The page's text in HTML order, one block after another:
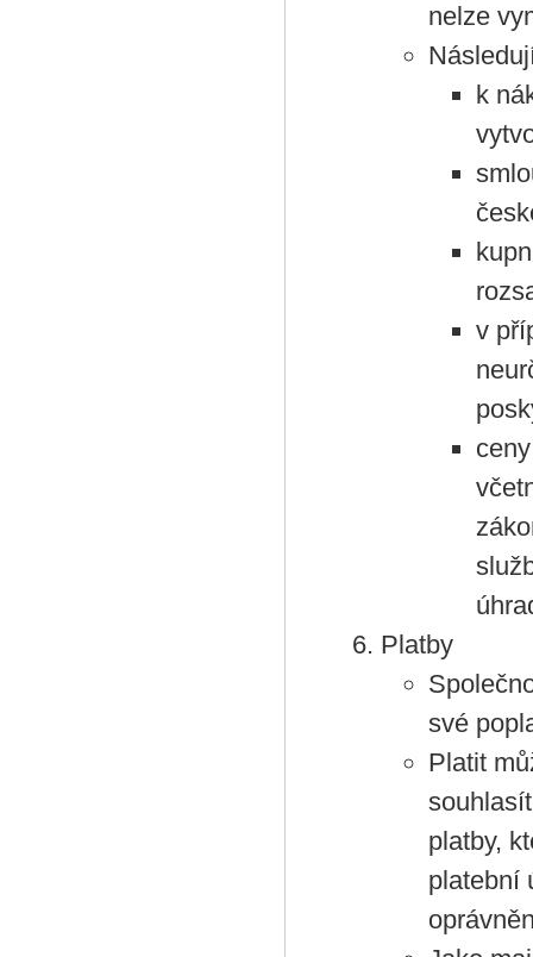
nelze
k
v
Platby
své
Platit
platby,
platební